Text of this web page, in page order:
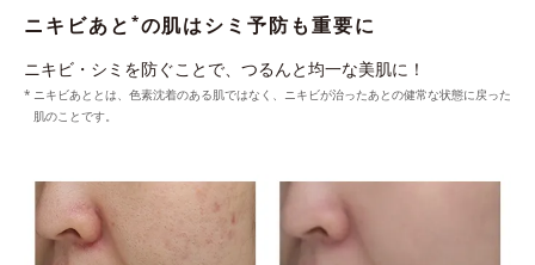
ニキビあと *の肌はシミ予防も重要に
ニキビ・シミを防ぐことで、つるんと均一な美肌に！
ニキビあととは、色素沈着のある肌ではなく、ニキビが治ったあとの健常な状態に戻った
肌のことです。